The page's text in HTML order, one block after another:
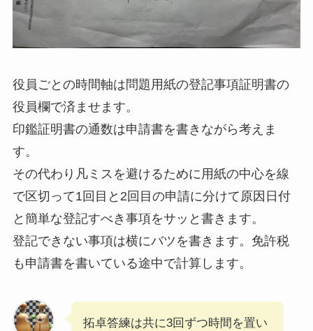
役員ごとの時間軸は問題用紙の登記事項証明書の
役員欄で済ませます。
印鑑証明書の通数は申請書を書きながら考えま
す。
その代わり凡ミスを避けるために用紙の中心を線
で区切って1回目と2回目の申請に分けて原因日付
と簡単な登記すべき事項をサッと書きます。
登記できない事項は横にバツを書きます。免許税
も申請書を書いている途中で計算します。
拓卓答練は共に3回ずつ時間を置い